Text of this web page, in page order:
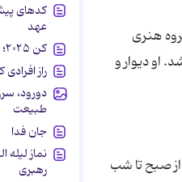
هنری
او دیوار و
صبح تا شب
کدهای
عهد
کن ۲۰۲۵؛ جشنواره‌ای علیه خانواده
راز
دورود،
طبیعت
جان فدا
نماز
رهبری